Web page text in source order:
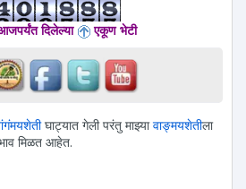
दिलेल्या एकूण भेटी
घाट्यात गेली परंतु माझ्यावाङ्मयशेतीला
मिळत आहेत.